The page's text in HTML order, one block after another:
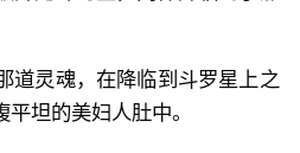
道灵魂，在降临到斗罗星上之
坦的美妇人肚中。